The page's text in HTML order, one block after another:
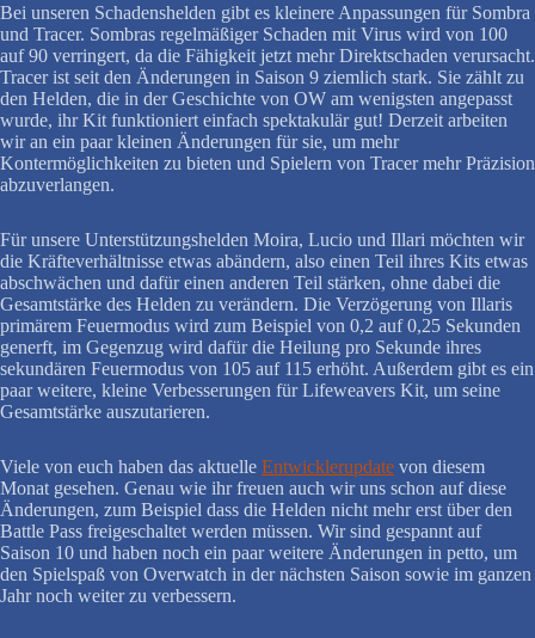
Bei unseren Schadenshelden gibt es kleinere Anpassungen für Sombra
und Tracer. Sombras regelmäßiger Schaden mit Virus wird von 100
auf 90 verringert, da die Fähigkeit jetzt mehr Direktschaden verursacht.
Tracer ist seit den Änderungen in Saison 9 ziemlich stark. Sie zählt zu
den Helden, die in der Geschichte von OW am wenigsten angepasst
wurde, ihr Kit funktioniert einfach spektakulär gut! Derzeit arbeiten
wir an ein paar kleinen Änderungen für sie, um mehr
Kontermöglichkeiten zu bieten und Spielern von Tracer mehr Präzision
abzuverlangen.
Für unsere Unterstützungshelden Moira, Lucio und Illari möchten wir
die Kräfteverhältnisse etwas abändern, also einen Teil ihres Kits etwas
abschwächen und dafür einen anderen Teil stärken, ohne dabei die
Gesamtstärke des Helden zu verändern. Die Verzögerung von Illaris
primärem Feuermodus wird zum Beispiel von 0,2 auf 0,25 Sekunden
generft, im Gegenzug wird dafür die Heilung pro Sekunde ihres
sekundären Feuermodus von 105 auf 115 erhöht. Außerdem gibt es ein
paar weitere, kleine Verbesserungen für Lifeweavers Kit, um seine
Gesamtstärke auszutarieren.
Viele von euch haben das aktuelle Entwicklerupdate von diesem
Monat gesehen. Genau wie ihr freuen auch wir uns schon auf diese
Änderungen, zum Beispiel dass die Helden nicht mehr erst über den
Battle Pass freigeschaltet werden müssen. Wir sind gespannt auf
Saison 10 und haben noch ein paar weitere Änderungen in petto, um
den Spielspaß von Overwatch in der nächsten Saison sowie im ganzen
Jahr noch weiter zu verbessern.